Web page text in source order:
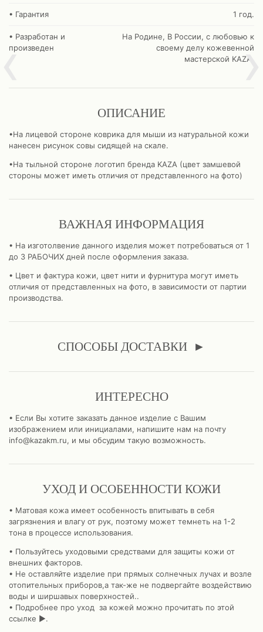
‹ ›
• Гарантия 1 год.
• Разработан и
произведен
На Родине, В России, с любовью к
своему делу кожевенной
мастерской KAZA.
ОПИСАНИЕ
•На лицевой стороне коврика для мыши из натуральной кожи
нанесен рисунок совы сидящей на скале.
•На тыльной стороне логотип бренда KAZA (цвет замшевой
стороны может иметь отличия от представленного на фото)
ВАЖНАЯ ИНФОРМАЦИЯ
• На изготолвение данного изделия может потребоваться от 1
до 3 РАБОЧИХ дней после оформления заказа.
• Цвет и фактура кожи, цвет нити и фурнитура могут иметь
отличия от представленных на фото, в зависимости от партии
производства.
СПОСОБЫ ДОСТАВКИ ►
ИНТЕРЕСНО
• Если Вы хотите заказать данное изделие с Вашим
изображением или инициалами, напишите нам на почту
info@kazakm.ru, и мы обсудим такую возможность.
УХОД И ОСОБЕННОСТИ КОЖИ
• Матовая кожа имеет особенность впитывать в себя
загрязнения и влагу от рук, поэтому может темнеть на 1-2
тона в процессе использования.
• Пользуйтесь уходовыми средствами для защиты кожи от
внешних факторов.
• Не оставляйте изделие при прямых солнечных лучах и возле
отопительных приборов,а так-же не подвергайте воздействию
воды и ширшавых поверхностей..
• Подробнее про уход за кожей можно прочитать по этой
ссылке ►.